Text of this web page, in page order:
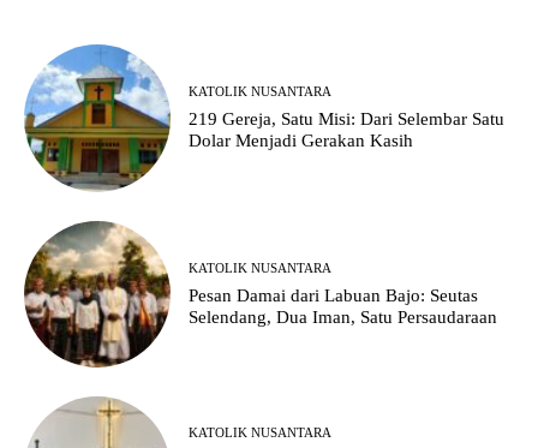
KATOLIK NUSANTARA
219 Gereja, Satu Misi: Dari Selembar Satu
Dolar Menjadi Gerakan Kasih
KATOLIK NUSANTARA
Pesan Damai dari Labuan Bajo: Seutas
Selendang, Dua Iman, Satu Persaudaraan
KATOLIK NUSANTARA